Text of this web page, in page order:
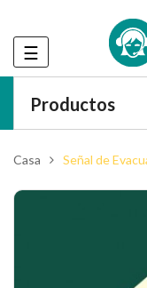
Productos
Navegación
de
☰
Casa Señal de